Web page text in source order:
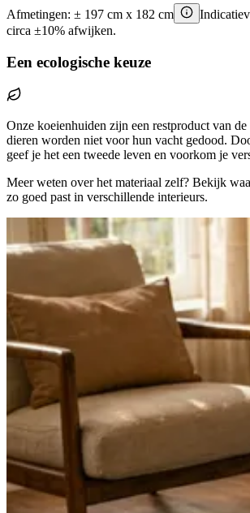
Afmetingen: ± 197 cm x 182 cm
circa ±10% afwijken.
Een ecologische keuze
Onze koeienhuiden zijn een restproduct van
dieren worden niet voor hun vacht gedood.
geef je het een tweede leven en voorkom je
Meer weten over het materiaal zelf? Bekijk
zo goed past in verschillende interieurs.